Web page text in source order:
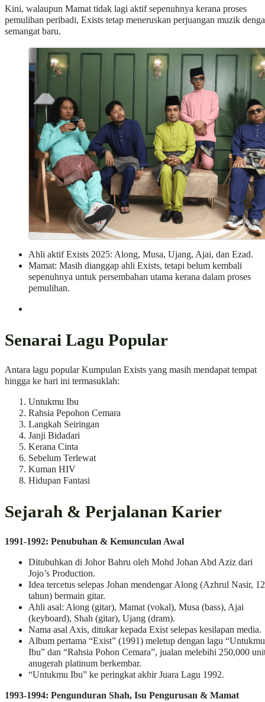
Kini, walaupun Mamat tidak lagi aktif sepenuhnya kerana proses
pemulihan peribadi, Exists tetap meneruskan perjuangan muzik
semangat baru.
Ahli aktif Exists 2025: Along, Musa, Ujang, Ajai, dan Ezad.
Mamat: Masih dianggap ahli Exists, tetapi belum kembali
sepenuhnya untuk persembahan utama kerana dalam proses
pemulihan.
Senarai Lagu Popular
Antara lagu popular Kumpulan Exists yang masih mendapat tempat
hingga ke hari ini termasuklah:
Untukmu Ibu
Rahsia Pepohon Cemara
Langkah Seiringan
Janji Bidadari
Kerana Cinta
Sebelum Terlewat
Kuman HIV
Hidupan Fantasi
Sejarah & Perjalanan Karier
1991-1992: Penubuhan & Kemunculan Awal
Ditubuhkan di Johor Bahru oleh Mohd Johan Abd Aziz dari
Jojo’s Production.
Idea tercetus selepas Johan mendengar Along (Azhrul Nasir, 12
tahun) bermain gitar.
Ahli asal: Along (gitar), Mamat (vokal), Musa (bass), Ajai
(keyboard), Shah (gitar), Ujang (dram).
Nama asal Axis, ditukar kepada Exist selepas kesilapan media.
Album pertama “Exist” (1991) meletup dengan lagu “Untukmu
Ibu” dan “Rahsia Pohon Cemara”, jualan melebihi 250,000
anugerah platinum berkembar.
“Untukmu Ibu” ke peringkat akhir Juara Lagu 1992.
1993-1994: Pengunduran Shah, Isu Pengurusan & Mamat